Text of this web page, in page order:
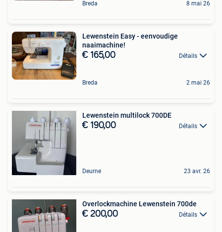
Breda 8 mai 26
Lewenstein Easy - eenvoudige
naaimachine!
€ 165,00 Détails
Breda 2 mai 26
Lewenstein multilock 700DE
€ 190,00 Détails
Deurne 23 avr. 26
Overlockmachine Lewenstein 700de
€ 200,00 Détails